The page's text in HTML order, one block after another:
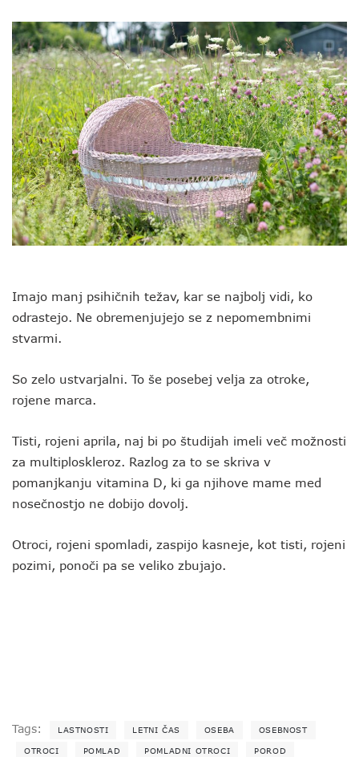
Imajo manj psihičnih težav, kar se najbolj vidi, ko
odrastejo. Ne obremenjujejo se z nepomembnimi
stvarmi.
So zelo ustvarjalni. To še posebej velja za otroke,
rojene marca.
Tisti, rojeni aprila, naj bi po študijah imeli več možnosti
za multiploskleroz. Razlog za to se skriva v
pomanjkanju vitamina D, ki ga njihove mame med
nosečnostjo ne dobijo dovolj.
Otroci, rojeni spomladi, zaspijo kasneje, kot tisti, rojeni
pozimi, ponoči pa se veliko zbujajo.
Tags: LASTNOSTI LETNI ČAS OSEBA OSEBNOST
OTROCI POMLAD POMLADNI OTROCI POROD